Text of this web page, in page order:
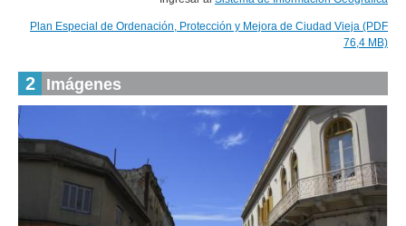
Plan Especial de Ordenación, Protección y Mejora de Ciudad Vieja (PDF
76,4 MB)
2 Imágenes